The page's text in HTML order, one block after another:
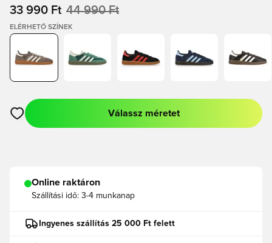
33 990 Ft 44 990 Ft
ELÉRHETŐ SZÍNEK
Megnyit egy modált a bejelentkezéshez vagy a tagként való
Válassz méretet
Online raktáron
Szállítási idő: 3-4 munkanap
Ingyenes szállítás 25 000 Ft felett